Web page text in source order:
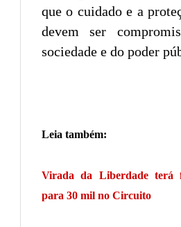
que o cuidado e a
devem ser
sociedade e do poder
Leia também:
Virada da Liberdade terá
para 30 mil no Circuito